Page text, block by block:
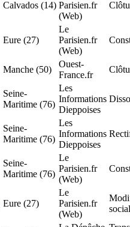
Calvados (14) Parisien.fr
(Web)
Eure (27)
Le
Parisien.fr
(Web)
Manche (50)
Ouest-
France.fr
Seine-
Maritime (76)
Les
Informations
Dieppoises
Seine-
Maritime (76)
Les
Informations
Dieppoises
Seine-
Maritime (76)
Le
Parisien.fr
(Web)
Eure (27)
Le
Parisien.fr
(Web)
social